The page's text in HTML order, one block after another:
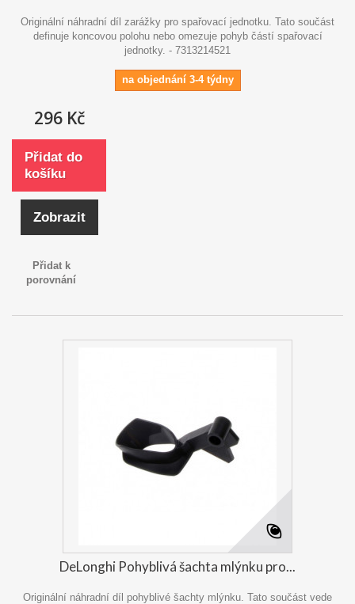
Originální náhradní díl zarážky pro spařovací jednotku. Tato součást
definuje koncovou polohu nebo omezuje pohyb částí spařovací
jednotky. - 7313214521
na objednání 3-4 týdny
296 Kč
Přidat do
košíku
Zobrazit
Přidat k
porovnání
DeLonghi Pohyblivá šachta mlýnku pro...
Originální náhradní díl pohyblivé šachty mlýnku. Tato součást vede